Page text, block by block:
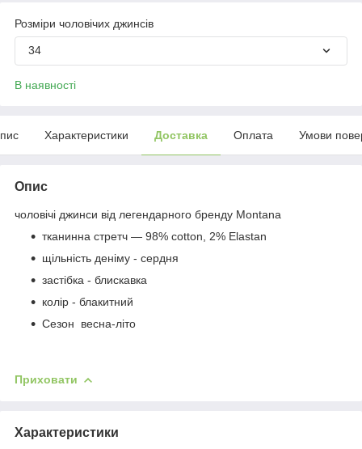
Розміри чоловічих джинсів
34
В наявності
Характеристики Доставка Оплата Умови
Опис
чоловічі джинси від легендарного бренду Montana
тканинна стретч — 98% cotton, 2% Elastan
щільність деніму - сердня
застібка - блискавка
колір - блакитний
Сезон весна-літо
Приховати
Характеристики